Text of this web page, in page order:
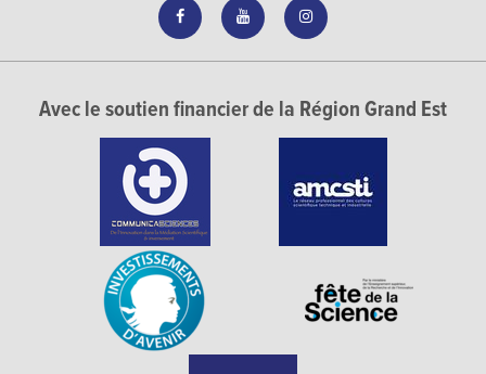
Avec le soutien financier de la Région Grand Est